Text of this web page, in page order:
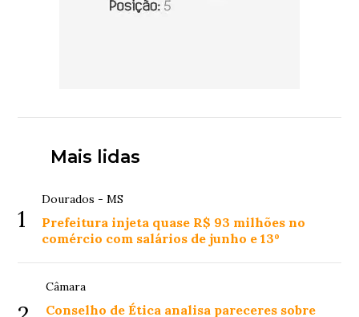
Mais lidas
1
Dourados - MS
Prefeitura injeta quase R$ 93 milhões no
comércio com salários de junho e 13º
Câmara
Conselho de Ética analisa pareceres sobre